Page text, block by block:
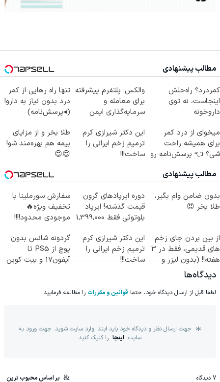
مطالب پیشنهادی
کمردرد؟ راه‌حلش
اینجاست، نه توی
داروخونه
والکس: پلتفرم پیشرفته
برای معامله و
سرمایه‌گذاری ایمن
تنها راه رهایی از کمر
درد بدون نیاز به دارو!
(◂پرسش‌نامه)
میخوای از درد کمر
برای همیشه راحت
شی؟ 👈 پرسش‌نامه رو
این دکتر شیرازی کرم
ترمیم زخم ایرانی را
ساخت!!!
طلا بخر و از مزایای
بیمه هم بهره‌مند شو!
😍😍
مطالب پیشنهادی
بدون ضامن وام بگیر،
طلا بخر 😍
دوره ایرپاد‌های گرون
قیمت گذشته! ایرپاد
بلوتوثی فقط 1,399,000
سفارش سورملینا با
تخفیف ویژه🔥
موجودی محدود!!!!
از بین بردن جای زخم
های قدیمی، فقط در 3
هفته!! (بدون لیزر و
جراحی)
این دکتر شیرازی کرم
ترمیم زخم ایرانی را
ساخت!!!
گردونه شانس بدون
پوچ از PS5 تا
آیفون17 و بیت کوین
دیدگاه‌ها
لطفا قبل از ارسال دیدگاه خود، حتما قوانین و مقررات را مطالعه فرمایید.
جهت ارسال نظر و دیدگاه خود باید ابتدا وارد سایت شوید. جهت ورود به
سایت اینجا را کلیک کنید
7 دیدگاه بر اساس محبوب ترین